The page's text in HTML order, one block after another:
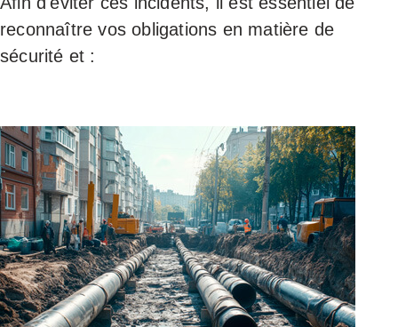
reconnaître vos obligations en matière de
sécurité et :